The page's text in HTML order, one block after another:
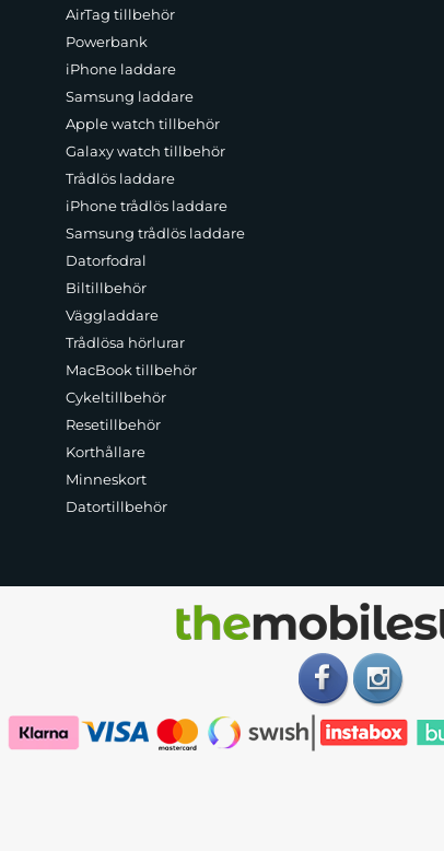
AirTag tillbehör
Powerbank
iPhone laddare
Samsung laddare
Apple watch tillbehör
Galaxy watch tillbehör
Trådlös laddare
iPhone trådlös laddare
Samsung trådlös laddare
Datorfodral
Biltillbehör
Väggladdare
Trådlösa hörlurar
MacBook tillbehör
Cykeltillbehör
Resetillbehör
Korthållare
Minneskort
Datortillbehör